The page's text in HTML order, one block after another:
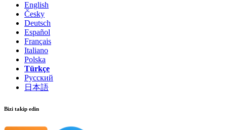
English
Česky
Deutsch
Español
Français
Italiano
Polska
Türkçe
Русский
日本語
Bizi takip edin